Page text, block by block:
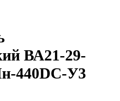
ВА21-29-
440DC-У3